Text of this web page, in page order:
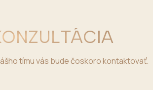
tímu vás bude čoskoro kontaktovať.